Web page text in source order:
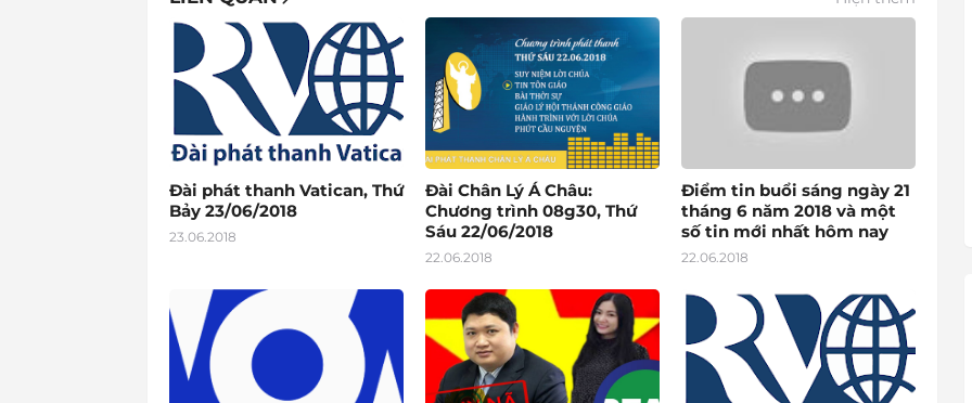
Đài phát thanh Vatican, Thứ
Bảy 23/06/2018
23.06.2018
Đài Chân Lý Á Châu:
Chương trình 08g30, Thứ
Sáu 22/06/2018
22.06.2018
Điểm tin buổi sáng ngày 21
tháng 6 năm 2018 và một
số tin mới nhất hôm nay
22.06.2018